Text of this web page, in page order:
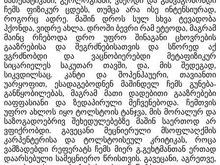
ჩემს ფიზიკურ ცდებს, თუმცა არა ისე ინტენსიურად,
როგორც ადრე. მაშინ დროს სულ სხვა ტევადობა
ჰქონდა, ვიდრე ახლა. დროში ბევრი რამ ეტეოდა, მაგრამ
მაინც რჩებოდა დრო უფრო შინაგანი ცხოვრების
გააზრებისა და შეგრძნებისათვის და სწორედ აქ
ვგრძნობდი და ვაცნობიერებდი მეტაფიზიკურ
სიცარიელეს საკუთარ თავში, და, მის შედეგად,
სიკვდილსაც. კანტი და შოპენჰაუერი, თავიანთი
უარყოფით, ესადაგებოდნენ მაშინდელ ჩემს გუნება-
განწყობილებას, მაგრამ მათი დადებითი გააზრებები
იაფფასიანი და ზედაპირული მეჩვენებოდა. ჩემთვის
უფრო ახლოს იყო ტოლსტოის ტანჯვა, მის მორალურ და
საზოგადოებრივ შეხედულებებზე მაშინ საერთოდ არ
ვფიქრობდი. გავეცანი მეცნიერული მსოფლაღქმის
კარპენტერისა და ტოლსტოისეულ კრიტიკას, როცა
ვამზადებდი რეფერატს ჩემს მიერ გ.გეხტმანთან ერთად
დაარსებული სამეცნიერო წრისთვის. გავეცანი, აგრეთვე,